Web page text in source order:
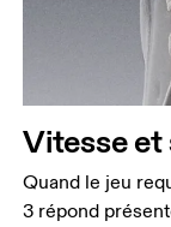
Vitesse et
Quand le jeu
3 répond